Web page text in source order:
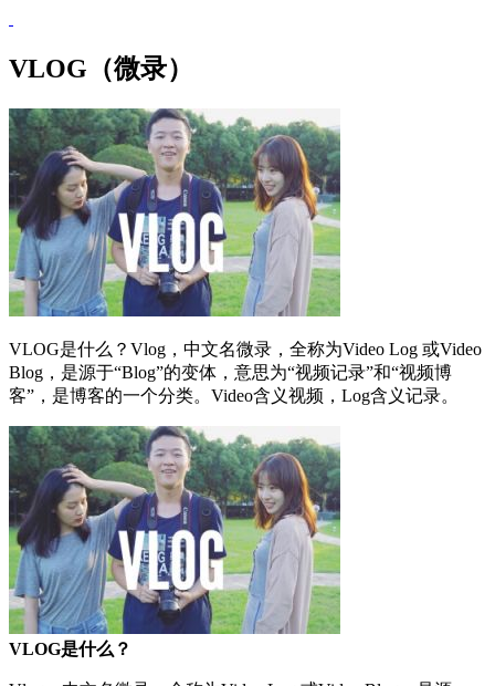
VLOG（微录）
VLOG是什么？Vlog，中文名微录，全称为Video Log 或Video
Blog，是源于“Blog”的变体，意思为“视频记录”和“视频博
客”，是博客的一个分类。Video含义视频，Log含义记录。
VLOG是什么？